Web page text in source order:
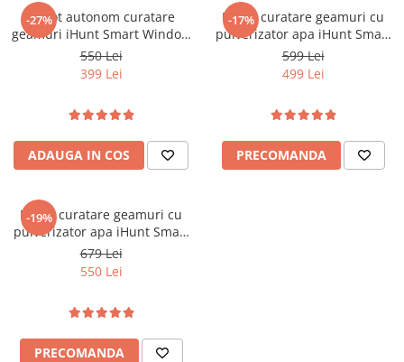
-27%
Robot autonom curatare
geamuri iHunt Smart Window
Robot 3 PRO
550 Lei
399 Lei
ADAUGA IN COS
-17%
Robot curatare geamuri cu
pulverizator apa iHunt Smart
Window Robot 3 Ultra
599 Lei
499 Lei
PRECOMANDA
-19%
Robot curatare geamuri cu
pulverizator apa iHunt Smart
Window Robot 4 Ultra
679 Lei
550 Lei
PRECOMANDA